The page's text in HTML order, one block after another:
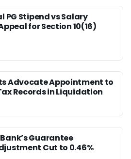
PG Stipend vs Salary
for Section 10(16)
Advocate Appointment to
Records in Liquidation
Guarantee
Cut to 0.46%